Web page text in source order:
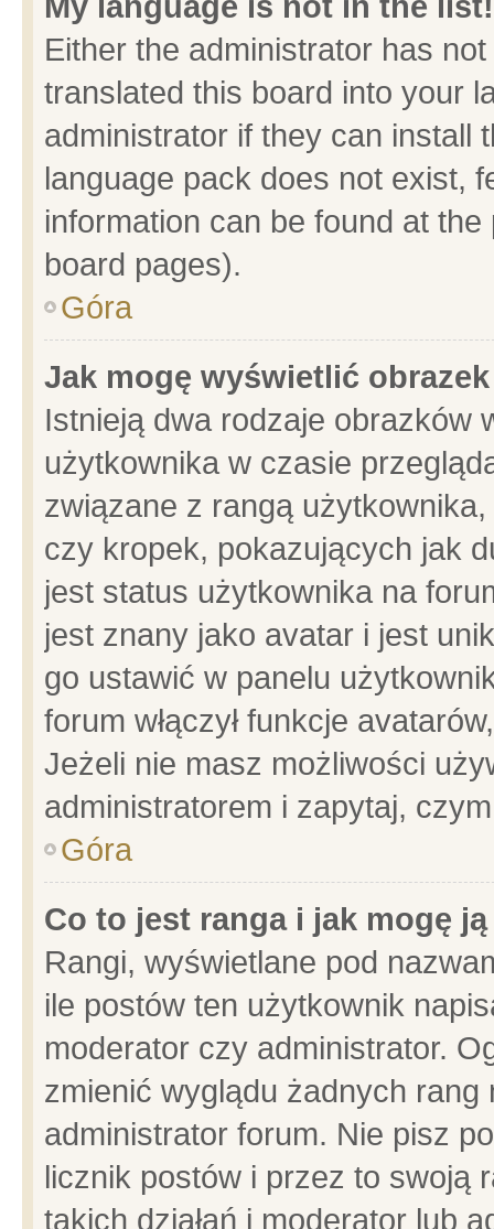
Either the administrator has
translated this board into your
administrator if they can install
language pack does not exist,
information can be found at
board pages).
Góra
Jak mogę wyświetlić
Istnieją dwa rodzaje obrazków
użytkownika w czasie
związane z rangą
czy kropek, pokazujących jak
jest status użytkownika na
jest znany jako avatar i jest
go ustawić w panelu
forum włączył funkcje
Jeżeli nie masz możliwości
administratorem i zapytaj,
Góra
Co to jest ranga i jak mogę
Rangi, wyświetlane pod
ile postów ten użytkownik
moderator czy administrator.
zmienić wyglądu żadnych
administrator forum. Nie pisz
licznik postów i przez to swoją
takich działań i moderator lub